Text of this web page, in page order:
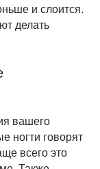
и слоится.
делать
вашего
ногти говорят
всего это